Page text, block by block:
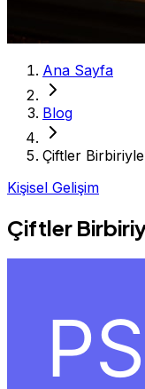
Ana Sayfa
Blog
Çiftler Birbiriyle
Kişisel Gelişim
Çiftler